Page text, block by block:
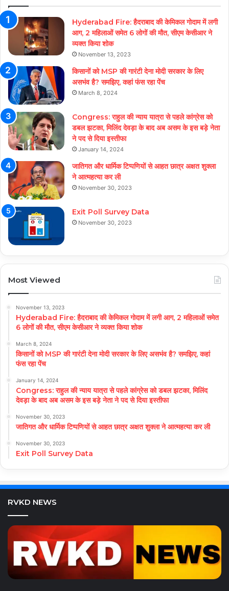
Hyderabad Fire: हैदराबाद की केमिकल गोदाम में लगी
आग, 2 महिलाओं समेत 6 लोगों की मौत, सीएम केसीआर ने
व्यक्त किया शोक
November 13, 2023
किसानों को MSP की गारंटी देना मोदी सरकार के लिए
असभंव है? समझिए, कहां फंस रहा पेंच
March 8, 2024
Congress: राहुल की न्याय यात्रा से पहले कांग्रेस को
डबल झटका, मिलिंद देवड़ा के बाद अब असम के इस बड़े नेता
ने पद से दिया इस्तीफा
January 14, 2024
जातिगत और धार्मिक टिप्पणियों से आहत छात्र अक्षत शुक्ला
ने आत्महत्या कर ली
November 30, 2023
Exit Poll Survey Data
November 30, 2023
Most Viewed
November 13, 2023
Hyderabad Fire: हैदराबाद की केमिकल गोदाम में लगी आग, 2 महिलाओं समेत
6 लोगों की मौत, सीएम केसीआर ने व्यक्त किया शोक
March 8, 2024
किसानों को MSP की गारंटी देना मोदी सरकार के लिए असभंव है? समझिए, कहां
फंस रहा पेंच
January 14, 2024
Congress: राहुल की न्याय यात्रा से पहले कांग्रेस को डबल झटका, मिलिंद
देवड़ा के बाद अब असम के इस बड़े नेता ने पद से दिया इस्तीफा
November 30, 2023
जातिगत और धार्मिक टिप्पणियों से आहत छात्र अक्षत शुक्ला ने आत्महत्या कर ली
November 30, 2023
Exit Poll Survey Data
RVKD NEWS